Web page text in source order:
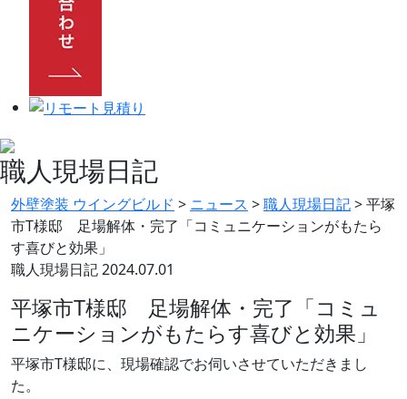
職人現場日記
外壁塗装 ウイングビルド > ニュース >職人現場日記>平塚
市T様邸 足場解体・完了「コミュニケーションがもたら
す喜びと効果」
職人現場日記2024.07.01
平塚市T様邸 足場解体・完了「コミュ
ニケーションがもたらす喜びと効果」
平塚市T様邸に、現場確認でお伺いさせていただきまし
た。